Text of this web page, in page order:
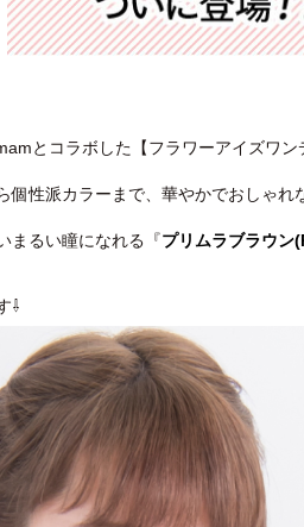
とコラボした【フラワーアイズワ
個性派カラーまで、華やかでおしゃれ
まるい瞳になれる『プリムラブラウ
⇩